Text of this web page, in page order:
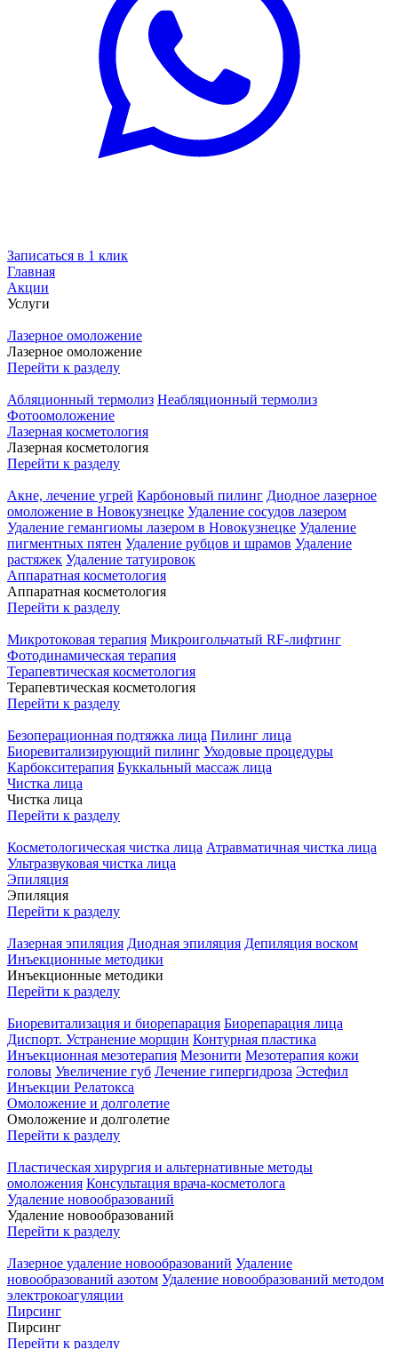
Записаться в 1 клик
Главная
Акции
Услуги
Лазерное омоложение
Лазерное омоложение
Перейти к разделу
Абляционный термолиз Неабляционный термолиз
Фотоомоложение
Лазерная косметология
Лазерная косметология
Перейти к разделу
Акне, лечение угрей Карбоновый пилинг Диодное лазерное
омоложение в Новокузнецке Удаление сосудов лазером
Удаление гемангиомы лазером в Новокузнецке Удаление
пигментных пятен Удаление рубцов и шрамов Удаление
растяжек Удаление татуировок
Аппаратная косметология
Аппаратная косметология
Перейти к разделу
Микротоковая терапия Микроигольчатый RF-лифтинг
Фотодинамическая терапия
Терапевтическая косметология
Терапевтическая косметология
Перейти к разделу
Безоперационная подтяжка лица Пилинг лица
Биоревитализирующий пилинг Уходовые процедуры
Карбокситерапия Буккальный массаж лица
Чистка лица
Чистка лица
Перейти к разделу
Косметологическая чистка лица Атравматичная чистка лица
Ультразвуковая чистка лица
Эпиляция
Эпиляция
Перейти к разделу
Лазерная эпиляция Диодная эпиляция Депиляция воском
Инъекционные методики
Инъекционные методики
Перейти к разделу
Биоревитализация и биорепарация Биорепарация лица
Диспорт. Устранение морщин Контурная пластика
Инъекционная мезотерапия Мезонити Мезотерапия кожи
головы Увеличение губ Лечение гипергидроза Эстефил
Инъекции Релатокса
Омоложение и долголетие
Омоложение и долголетие
Перейти к разделу
Пластическая хирургия и альтернативные методы
омоложения Консультация врача-косметолога
Удаление новообразований
Удаление новообразований
Перейти к разделу
Лазерное удаление новообразований Удаление
новообразований азотом Удаление новообразований методом
электрокоагуляции
Пирсинг
Пирсинг
Перейти к разделу